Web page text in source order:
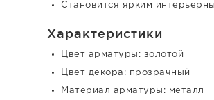
Становится ярким
Характеристики
Цвет арматуры: золотой
Цвет декора: прозрачный
Материал арматуры: металл